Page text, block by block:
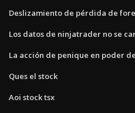
Deslizamiento de pérdida de
Los datos de ninjatrader no se
La acción de penique en poder
Ques el stock
Aoi stock tsx